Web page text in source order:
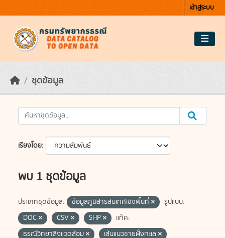
เข้าสู่ระบบ
ชุดข้อมูล
เรียงโดย
พบ 1 ชุดข้อมูล
ประเภทชุดข้อมูล: ข้อมูลภูมิสารสนเทศเชิงพื้นที่
รูปแบบ:
DOC
CSV SHP
แท็ค:
ธรณีวิทยาสิ่งแวดล้อม
เส้นแนวชายฝั่งทะเล